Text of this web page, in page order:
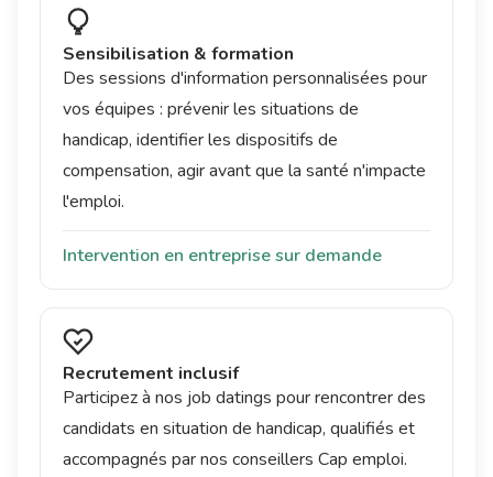
Sensibilisation & formation
Des sessions d'information personnalisées pour
vos équipes : prévenir les situations de
handicap, identifier les dispositifs de
compensation, agir avant que la santé n'impacte
l'emploi.
Intervention en entreprise sur demande
Recrutement inclusif
Participez à nos job datings pour rencontrer des
candidats en situation de handicap, qualifiés et
accompagnés par nos conseillers Cap emploi.